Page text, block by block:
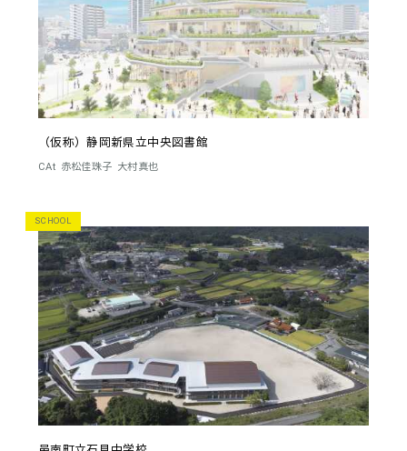
（仮称）静岡新県立中央図書館
CAt 赤松佳珠子 大村真也
SCHOOL